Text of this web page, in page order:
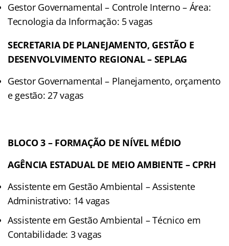
Gestor Governamental – Controle Interno – Área:
Tecnologia da Informação: 5 vagas
SECRETARIA DE PLANEJAMENTO, GESTÃO E
DESENVOLVIMENTO REGIONAL – SEPLAG
Gestor Governamental – Planejamento, orçamento
e gestão: 27 vagas
BLOCO 3 – FORMAÇÃO DE NÍVEL MÉDIO
AGÊNCIA ESTADUAL DE MEIO AMBIENTE – CPRH
Assistente em Gestão Ambiental – Assistente
Administrativo: 14 vagas
Assistente em Gestão Ambiental – Técnico em
Contabilidade: 3 vagas